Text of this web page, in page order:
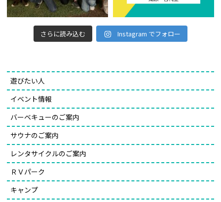
さらに読み込む Instagram でフォロー
遊びたい人
イベント情報
バーベキューのご案内
サウナのご案内
レンタサイクルのご案内
ＲＶパーク
キャンプ